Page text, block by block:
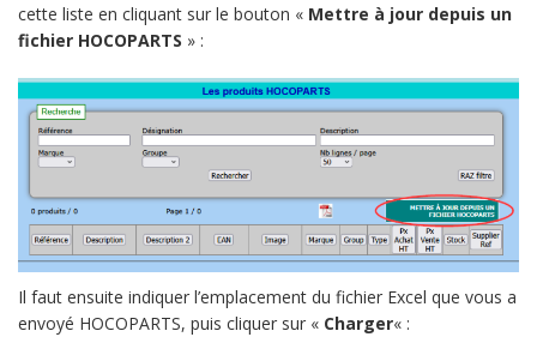
cette liste en cliquant sur le bouton « Mettre à jour depuis un
fichier HOCOPARTS » :
Il faut ensuite indiquer l’emplacement du fichier Excel que vous a
envoyé HOCOPARTS, puis cliquer sur « Charger« :